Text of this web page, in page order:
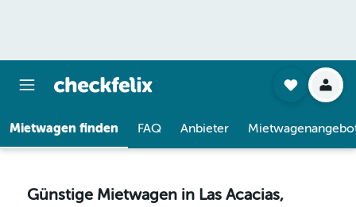
Mietwagen finden FAQ Anbieter
Günstige Mietwagen in Las Acacias,